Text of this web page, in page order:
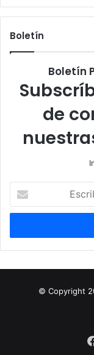
Boletín
Boletín
de
correo
© Copyright